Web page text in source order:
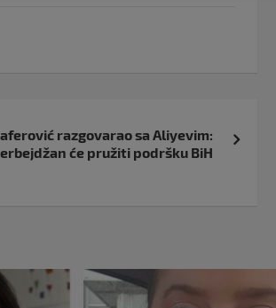
razgovarao sa Aliyevim:
će pružiti podršku BiH